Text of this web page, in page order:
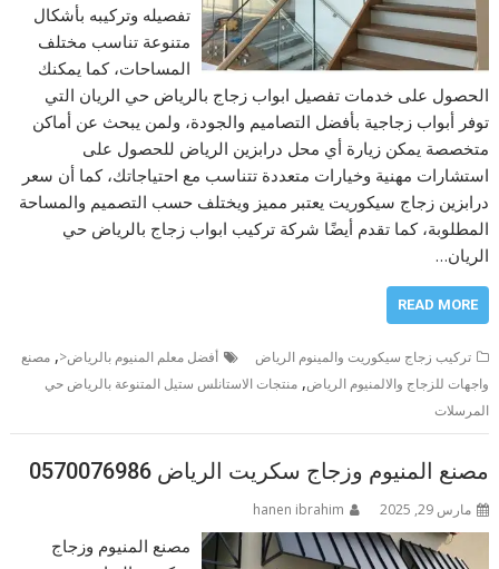
تفصيله وتركيبه بأشكال
متنوعة تناسب مختلف
المساحات، كما يمكنك
الحصول على خدمات تفصيل ابواب زجاج بالرياض حي الريان التي
توفر أبواب زجاجية بأفضل التصاميم والجودة، ولمن يبحث عن أماكن
متخصصة يمكن زيارة أي محل درابزين الرياض للحصول على
استشارات مهنية وخيارات متعددة تتناسب مع احتياجاتك، كما أن سعر
درابزين زجاج سيكوريت يعتبر مميز ويختلف حسب التصميم والمساحة
المطلوبة، كما تقدم أيضًا شركة تركيب ابواب زجاج بالرياض حي
الريان…
READ MORE
تركيب زجاج سيكوريت والمينوم الرياض أفضل معلم المنيوم بالرياض<,مصنع
واجهات للزجاج والالمنيوم الرياض,منتجات الاستانلس ستيل المتنوعة بالرياض حي
المرسلات
مصنع المنيوم وزجاج سكريت الرياض 0570076986
مارس 29, 2025 hanen ibrahim
مصنع المنيوم وزجاج